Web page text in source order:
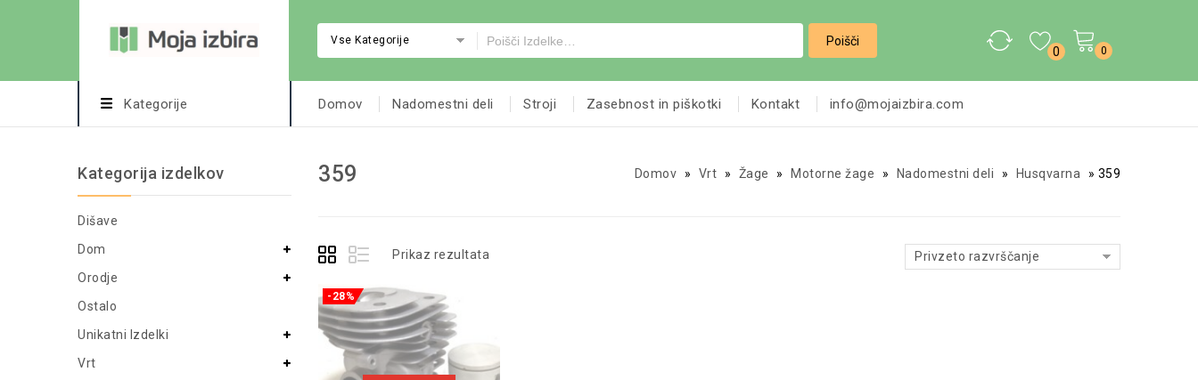
Vse Kategorije
0 0
Kategorije Domov Nadomestni deli Stroji Zasebnost in piškotki Kontakt info@mojaizbira.com
359 Domov » Vrt » Žage » Motorne žage » Nadomestni deli » Husqvarna » 359
Prikaz rezultata Privzeto razvrščanje
-28%
Kategorija izdelkov
Dišave
Dom
Orodje
Ostalo
Unikatni Izdelki
Vrt